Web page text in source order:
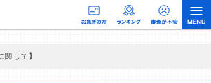
関して】